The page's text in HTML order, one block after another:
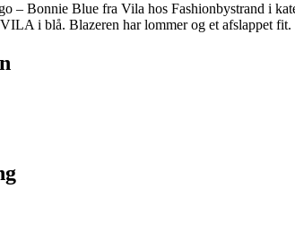
– Bonnie Blue fra Vila hos Fashionbystrand i
i blå. Blazeren har lommer og et afslappet